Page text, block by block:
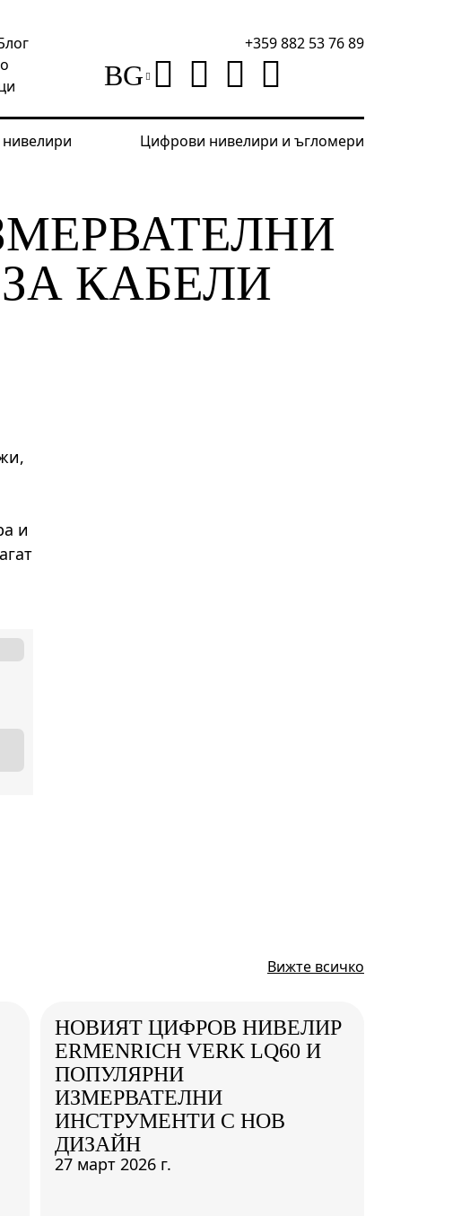
+359 882 53 76 89
BG
Цифрови нивелири и ъгломери
за кабели
КАБЕЛИ
и
Вижте всичко